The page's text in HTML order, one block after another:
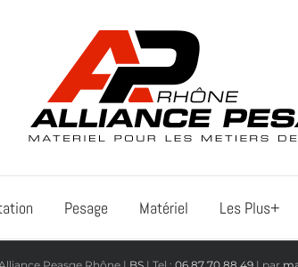
Pesage Matériel Les Plus+